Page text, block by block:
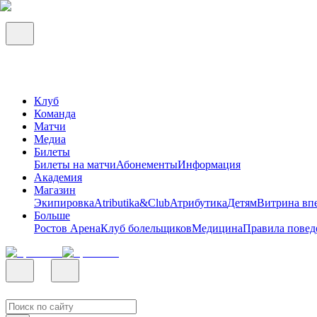
Клуб
Команда
Матчи
Медиа
Билеты
Билеты на матчиАбонементыИнформация
Академия
Магазин
ЭкипировкаAtributika&ClubАтрибутикаДетямВитрина
Больше
Ростов АренаКлуб болельщиковМедицинаПравила